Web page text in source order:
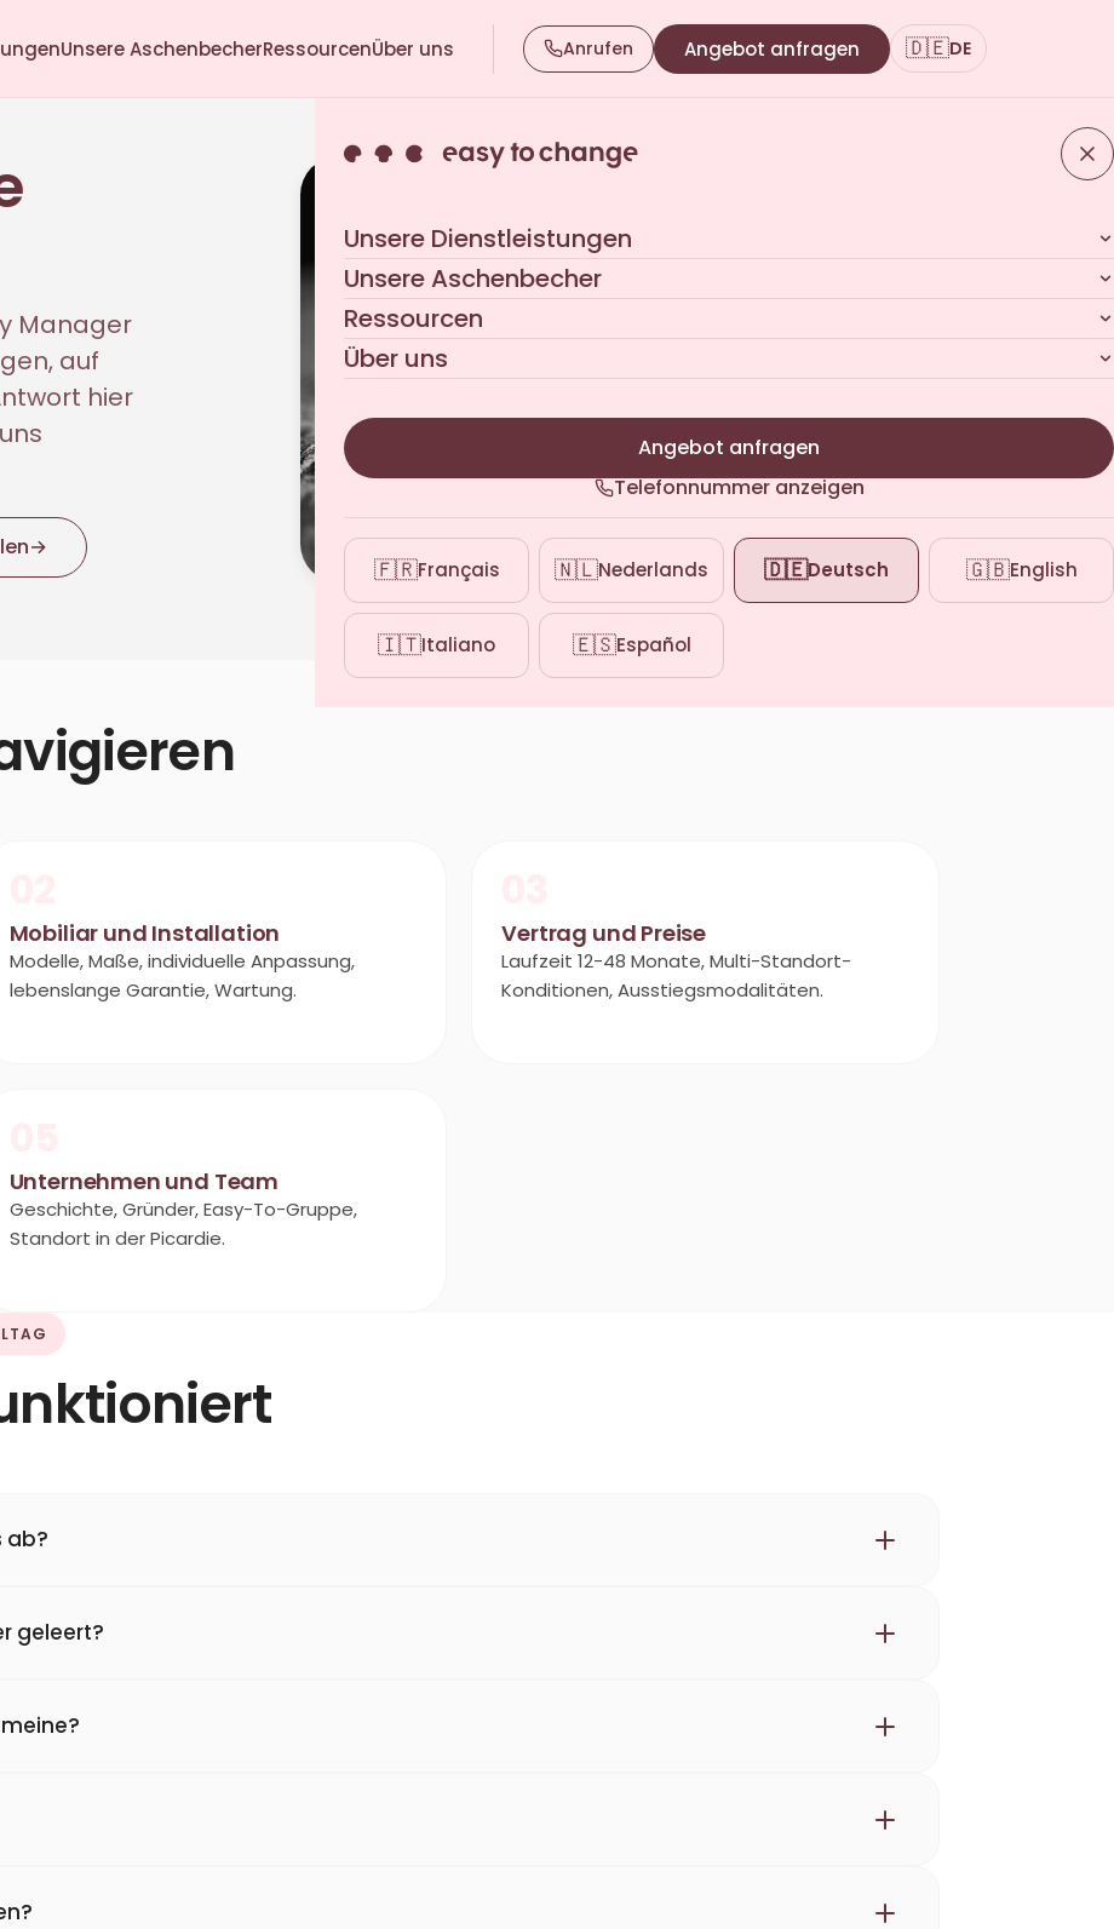
Unsere AschenbecherRessourcenÜber uns Anrufen Angebot anfragen 🇩🇪DE
Unsere Dienstleistungen
Unsere Aschenbecher
Ressourcen
Über uns
Angebot anfragen
Telefonnummer anzeigen
🇫🇷Français 🇳🇱Nederlands 🇩🇪Deutsch 🇬🇧English
🇮🇹Italiano 🇪🇸Español
Manager
auf
hier
→
Mobiliar und Installation
Modelle, Maße, individuelle Anpassung,
lebenslange Garantie, Wartung.
Vertrag und Preise
Laufzeit 12-48 Monate, Multi-Standort-
Konditionen, Ausstiegsmodalitäten.
Unternehmen und Team
Geschichte, Gründer, Easy-To-Gruppe,
Standort in der Picardie.
ab?
geleert?